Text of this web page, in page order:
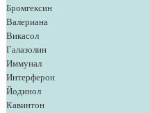
Бромгексин
Валериана
Викасол
Галазолин
Иммунал
Интерферон
Йодинол
Кавинтон